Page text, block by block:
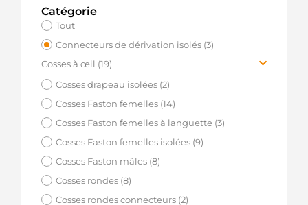
Catégorie
Tout
Connecteurs de dérivation isolés (3)
Cosses à œil (19)
Cosses >1 - 2.5 mm² Bleu (7)
Cosses >2.5 - 6 mm² Jaune (6)
Cosses 0.5 - 1.5 mm² Rouge (6)
Cosses drapeau isolées (2)
Cosses Faston femelles (14)
Cosses Faston femelles à languette (3)
Cosses Faston femelles isolées (9)
Cosses Faston mâles (8)
Cosses rondes (8)
Cosses rondes connecteurs (2)